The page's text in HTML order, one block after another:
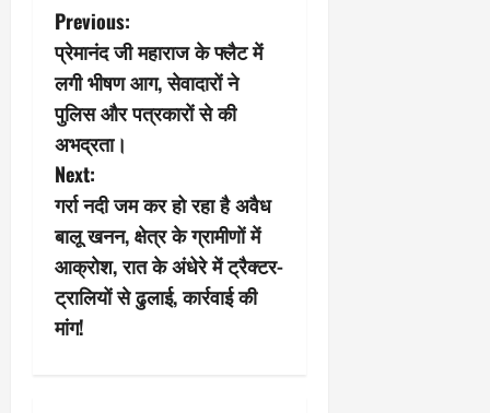
P
o
s
t
n
a
v
i
Previous:
प्रेमानंद जी महाराज के फ्लैट में
लगी भीषण आग, सेवादारों ने
पुलिस और पत्रकारों से की
अभद्रता।
Next:
गर्रा नदी जम कर हो रहा है अवैध
बालू खनन, क्षेत्र के ग्रामीणों में
आक्रोश, रात के अंधेरे में ट्रैक्टर-
ट्रालियों से ढुलाई, कार्रवाई की
मांग!